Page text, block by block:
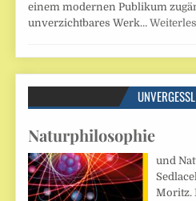
einem modernen Publikum
unverzichtbares Werk…
Naturphilosophie
und
Moritz.